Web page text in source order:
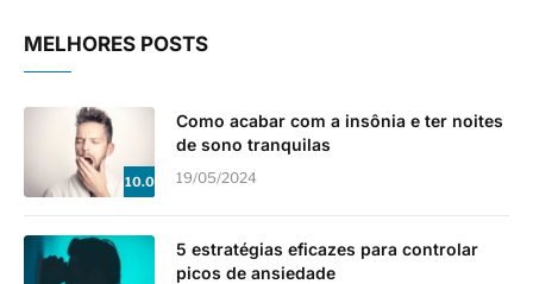
MELHORES POSTS
10.0
Como acabar com a insônia e ter noites
de sono tranquilas
19/05/2024
5 estratégias eficazes para controlar
picos de ansiedade